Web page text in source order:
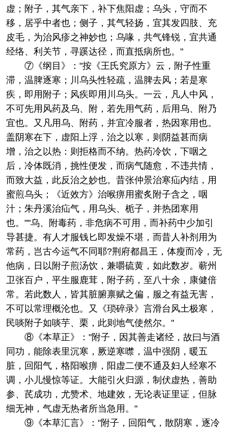
虚；附子，其气亲下，补下焦阳虚；乌头，守而不
移，居乎中者也；侧子，其气轻扬，宜其发四肢、充
皮毛，为治风疹之神妙也；乌喙，共气锋锐，宜共通
经络、利关节，寻蹊达径，而直抵病所也。"
⑦《纲目》："按《王氏究原方》云，附子性重
滞，温脾逐寒；川乌头性轻疏，温脾去风；若是寒
疾，即用附子；风疾即用川乌头。一云，凡人中风，
不可先用风药及乌、附，若先用气药，后用乌、附乃
宜也。又凡用乌、附药，并宜冷服者，热因寒用也。
盖阴寒在下，虚阳上浮，治之以寒，则阴益甚而病
增，治之以热：则拒格而不纳。热药冷饮，下咽之
后，冷体既消，挑性便发，而病气随愈，不违共情，
而致大益，此反治之妙也。昔张仲景治寒疝内结，用
蜜煎乌头；《近效方》治喉痹用蜜炙附子含之，咽
汁；朱丹溪治疝气，用乌头、栀子，并热团寒用
也。""乌、附毒药，非危病不可用，而补药中少加引
导甚捷。有人才服钱匕即发燥不堪，而昔人补剂用为
常药，岂古今运气不同耶?荆府都昌王，体瘦而冷，无
他病，日以附子煎汤饮，兼嚼硫黄，如此数岁。蕲州
卫张百户，平生服鹿茸，附子药，至八十余，康健倍
常。若此数人，皆其脏腑禀赋之偏，服之有益无害，
不可以常理概沦也。又《琐碎录》言滑台风土极寒，
民啖附子如啖芋、栗，此则地气使然尔。"
⑧《本草正》："附子，因其善走诸经，故曰与酒
同功，能除表里沉寒，厥逆寒噤，温中强阴，暖五
脏，回阳气，格阳喉痹，阳虚二便不通及妇人经寒不
调，小儿慢惊等证。大能引火归源，制伏虚热，善助
参、芪成功，尤赞术、地建效，无论表证里证，但脉
细无神，气虚无热者所当急用。"
⑨《本草汇言》："附子，回阳气，散阴寒，逐冷